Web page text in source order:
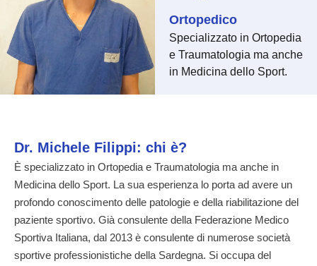
Ortopedico
Specializzato in Ortopedia
e Traumatologia ma anche
in Medicina dello Sport.
Dr. Michele Filippi: chi è?
È specializzato in Ortopedia e Traumatologia ma anche in
Medicina dello Sport. La sua esperienza lo porta ad avere un
profondo conoscimento delle patologie e della riabilitazione del
paziente sportivo. Già consulente della Federazione Medico
Sportiva Italiana, dal 2013 è consulente di numerose società
sportive professionistiche della Sardegna. Si occupa del